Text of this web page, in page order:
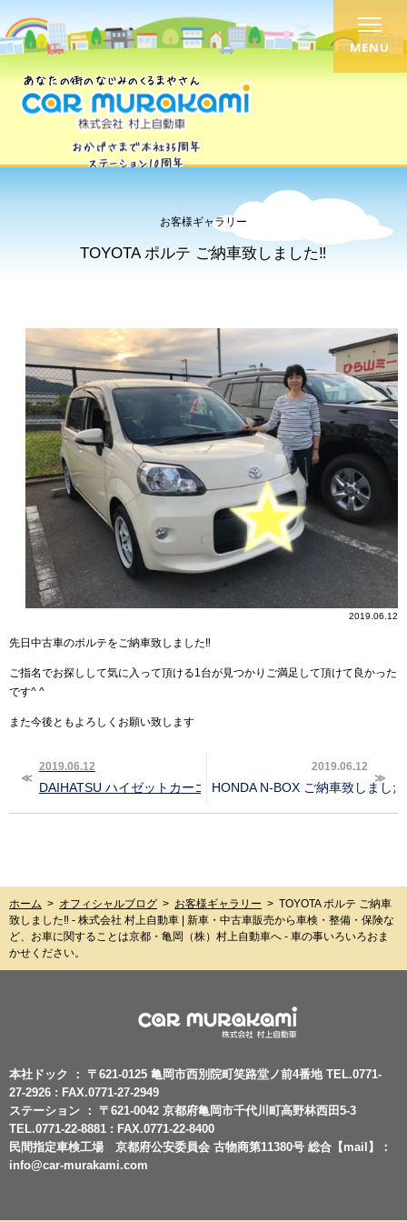
MENU
お客様ギャラリー
TOYOTA ポルテ ご納車致しました‼︎
2019.06.12
先日中古車のポルテをご納車致しました‼︎
ご指名でお探しして気に入って頂ける1台が見つかりご満足して頂けて良かった
です^ ^
また今後ともよろしくお願い致します
2019.06.12
DAIHATSU ハイゼットカーゴ ご納車致しました‼︎
2019.06.12
HONDA N-BOX ご納車致しました
ホーム > オフィシャルブログ > お客様ギャラリー > TOYOTA ポルテ ご納車
致しました‼︎ - 株式会社 村上自動車 | 新車・中古車販売から車検・整備・保険な
ど、お車に関することは京都・亀岡（株）村上自動車へ - 車の事いろいろおま
かせください。
本社ドック ： 〒621-0125 亀岡市西別院町笑路堂ノ前4番地 TEL.0771-
27-2926 : FAX.0771-27-2949
ステーション ： 〒621-0042 京都府亀岡市千代川町高野林西田5-3
TEL.0771-22-8881 : FAX.0771-22-8400
民間指定車検工場 京都府公安委員会 古物商第11380号 総合【mail】：
info@car-murakami.com